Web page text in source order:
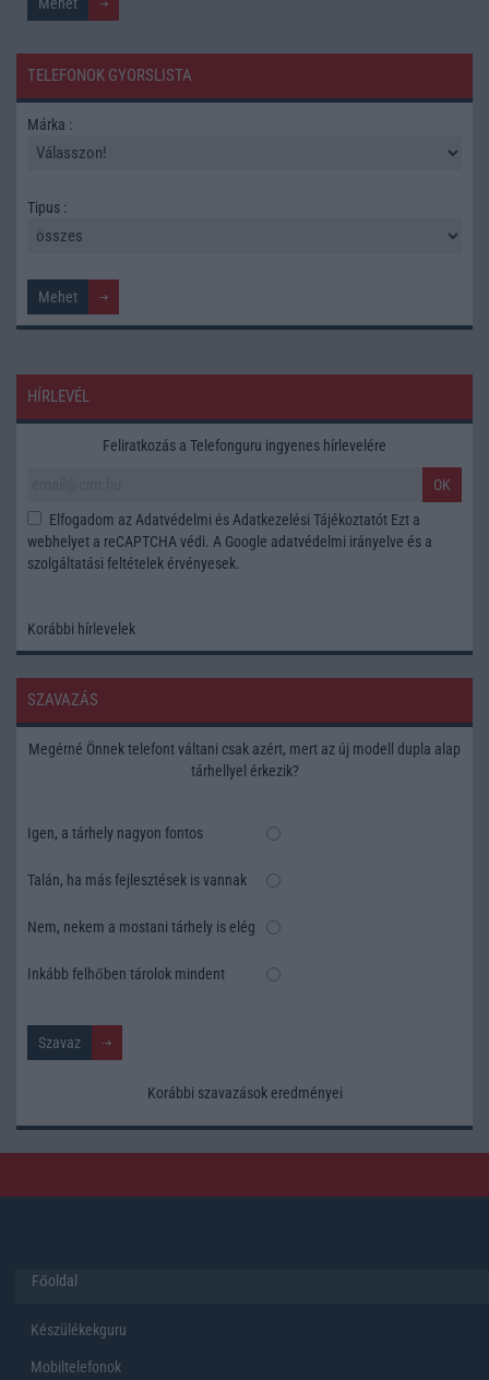
TELEFONOK GYORSLISTA
Márka :
Tipus :
HÍRLEVÉL
Feliratkozás a Telefonguru ingyenes hírlevelére
OK
Elfogadom azAdatvédelmi és Adatkezelési Tájékoztatót Ezt a
webhelyet a reCAPTCHA védi. A Google adatvédelmi irányelve és a
szolgáltatási feltételek érvényesek.
Korábbi hírlevelek
SZAVAZÁS
Megérné Önnek telefont váltani csak azért, mert az új modell dupla alap
tárhellyel érkezik?
Igen, a tárhely nagyon fontos
Talán, ha más fejlesztések is vannak
Nem, nekem a mostani tárhely is elég
Inkább felhőben tárolok mindent
Korábbi szavazások eredményei
Főoldal
Készülékekguru
Mobiltelefonok